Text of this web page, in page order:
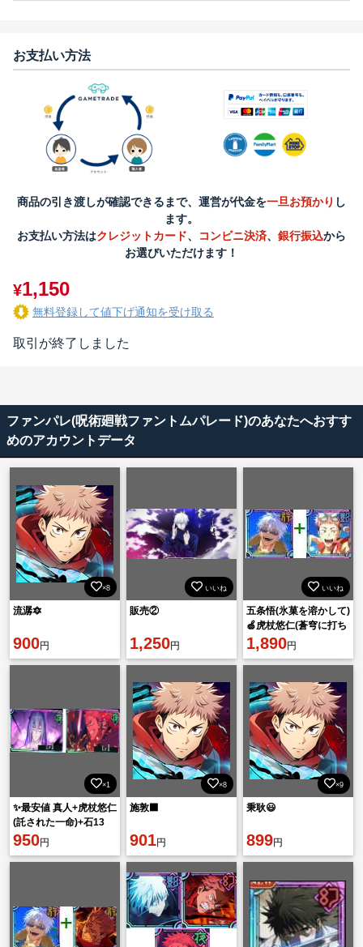
お支払い方法
商品の引き渡しが確認できるまで、運営が代金を一旦お預かり し
ます。
お支払い方法はクレジットカード、 コンビニ決済、 銀行振込から
お選びいただけます！
¥1,150
無料登録して値下げ通知を受け取る
取引が終了しました
ファンパレ(呪術廻戦ファントムパレード)のあなたへおすす
めのアカウントデータ
×8
流潺🔯
900円
いいね
販売②
1,250円
いいね
五条悟(氷菓を溶かして)
🍏虎杖悠仁(蒼穹に打ち
込め) 🍏廻珠90000個
🍏ランダ：ム1-5
1,890円
×1
✨最安値 真人+虎杖悠仁
(託された一命)+石13
万-20万個+SSR確定チ
ケット2-5枚+SSR迥
950円
×8
施敦⬛
901円
×9
秉耿😃
899円